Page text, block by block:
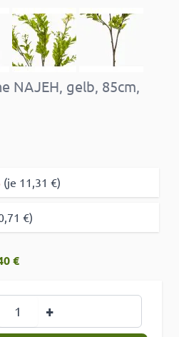
NAJEH, gelb, 85cm,
(je 11,31 €)
€)
€
+